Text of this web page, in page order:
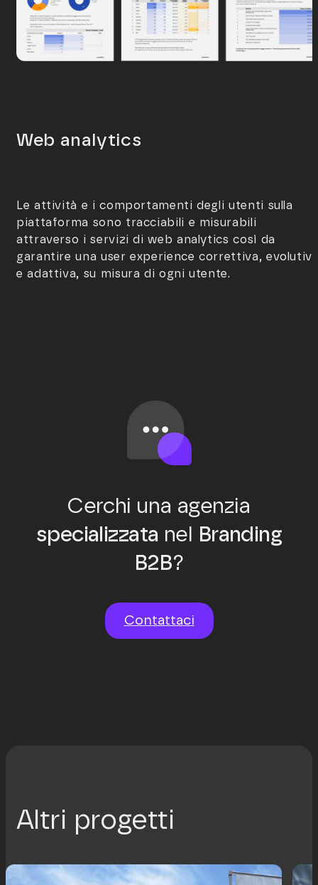
Web analytics
Le attività e i comportamenti degli utenti sulla
piattaforma sono tracciabili e misurabili
attraverso i servizi di web analytics così da
garantire una user experience correttiva,
e adattiva, su misura di ogni utente.
Cerchi una agenzia
specializzata nel
Branding
B2B?
Contattaci
Altri progetti